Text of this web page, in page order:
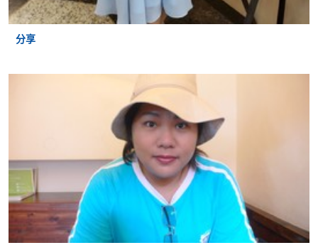
付方式之外，如就读学历颁授课程设有网上服务，学
员亦可以微信支付（Online WeChat Pay）、支付宝
（Online Alipay）或转数快（FPS）缴付学费，详情请
如报读课程将在五个工作天内开课，为免邮递延误报
名程序，建议申请人亲身到学院报名中心报名，并避
免使用支票付款。
除由学院裁定的特殊情况（例如课程因报名人数不足
而取消）之外，一切已缴费用概不退还。如获学院批
分享